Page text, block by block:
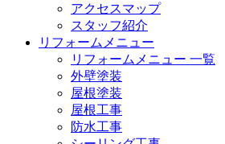
アクセスマップ
スタッフ紹介
リフォームメニュー
リフォームメニュー 一覧
外壁塗装
屋根塗装
屋根工事
防水工事